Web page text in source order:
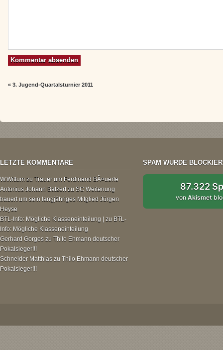
«3. Jugend-Quartalsturnier 2011
LETZTE KOMMENTARE
W.Wittum zu Trauer um Ferdinand BÃ¤uerle
Antonius Johann Balzertzu SC Weitenung
trauert um sein langjähriges Mitglied Jürgen
Heyse
BTL-Info: Mögliche Klasseneinteilung | zu BTL-
Info: Mögliche Klasseneinteilung
Gerhard Gorges zu Thilo Ehmann deutscher
Pokalsieger!!!
Schneider Matthias zu Thilo Ehmann deutscher
Pokalsieger!!!
SPAM WURDE
87.322
vonAkismet